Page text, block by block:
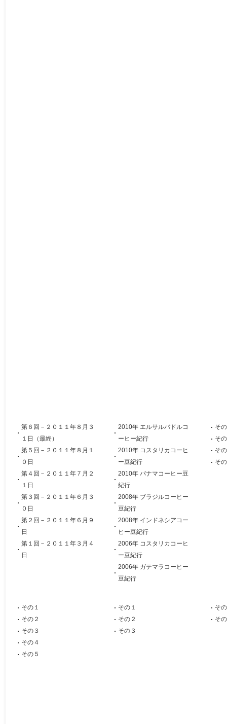
第６回－２０１１年８月３
１日（最終）
第５回－２０１１年８月１
０日
第４回－２０１１年７月２
１日
第３回－２０１１年６月３
０日
第２回－２０１１年６月９
日
第１回－２０１１年３月４
日
2010年 エルサルバドルコ
ーヒー紀行
2010年 コスタリカコーヒ
ー豆紀行
2010年 パナマコーヒー豆
紀行
2008年 ブラジルコーヒー
豆紀行
2008年 インドネシアコー
ヒー豆紀行
2006年 コスタリカコーヒ
ー豆紀行
2006年 ガテマラコーヒー
豆紀行
そ
そ
そ
そ
その１
その２
その３
その４
その５
その１
その２
その３
そ
そ